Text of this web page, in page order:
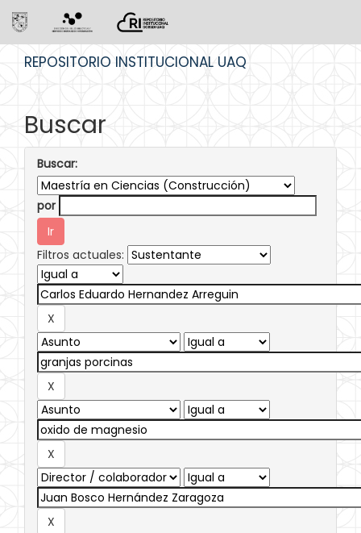
REPOSITORIO INSTITUCIONAL UAQ
Buscar
Buscar:
por
Filtros actuales: